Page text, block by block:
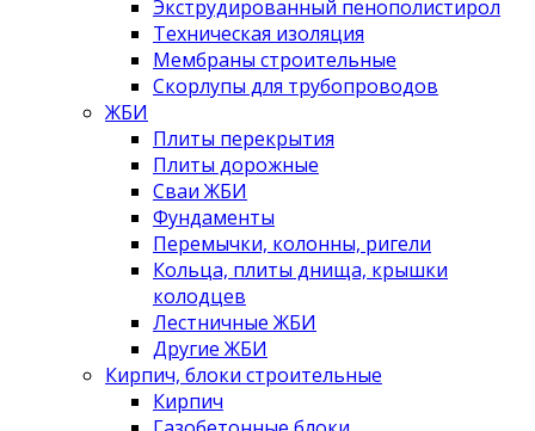
Экструдированный пенополистирол
Техническая изоляция
Мембраны строительные
Скорлупы для трубопроводов
ЖБИ
Плиты перекрытия
Плиты дорожные
Сваи ЖБИ
Фундаменты
Перемычки, колонны, ригели
Кольца, плиты днища, крышки
колодцев
Лестничные ЖБИ
Другие ЖБИ
Кирпич, блоки строительные
Кирпич